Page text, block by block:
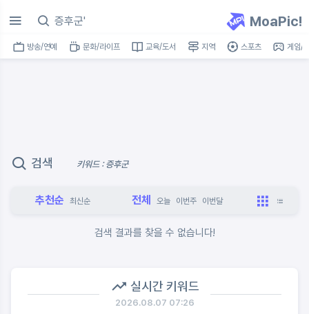
MoaPic!
방송/연예 문화/라이프 교육/도서 지역 스포츠 게임/
검색 키워드 : 증후군
추천순 최신순 전체 오늘 이번주 이번달
검색 결과를 찾을 수 없습니다!
실시간 키워드
2026.08.07 07:26